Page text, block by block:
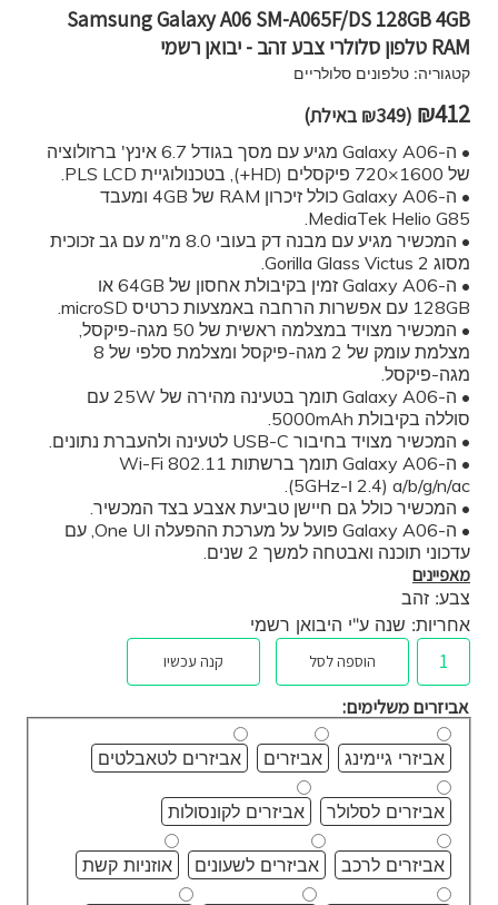
Samsung Galaxy A06 SM-A065F/DS 128GB 4GB
RAM טלפון סלולרי צבע זהב - יבואן רשמי
קטגוריה: טלפונים סלולריים
₪412
(
₪349 באילת)
• ה-Galaxy A06 מגיע עם מסך בגודל 6.7 אינץ' ברזולוציה
של 1600×720 פיקסלים (HD+), בטכנולוגיית PLS LCD.
• ה-Galaxy A06 כולל זיכרון RAM של 4GB ומעבד
MediaTek Helio G85.
• המכשיר מגיע עם מבנה דק בעובי 8.0 מ"מ עם גב זכוכית
מסוג Gorilla Glass Victus 2.
• ה-Galaxy A06 זמין בקיבולת אחסון של 64GB או
128GB עם אפשרות הרחבה באמצעות כרטיס microSD.
• המכשיר מצויד במצלמה ראשית של 50 מגה-פיקסל,
מצלמת עומק של 2 מגה-פיקסל ומצלמת סלפי של 8
מגה-פיקסל.
• ה-Galaxy A06 תומך בטעינה מהירה של 25W עם
סוללה בקיבולת 5000mAh.
• המכשיר מצויד בחיבור USB-C לטעינה ולהעברת נתונים.
• ה-Galaxy A06 תומך ברשתות Wi-Fi 802.11
a/b/g/n/ac (2.4 ו-5GHz).
• המכשיר כולל גם חיישן טביעת אצבע בצד המכשיר.
• ה-Galaxy A06 פועל על מערכת ההפעלה One UI, עם
עדכוני תוכנה ואבטחה למשך 2 שנים.
מאפיינים
צבע: זהב
אחריות: שנה ע"י היבואן רשמי
הוספה לסל קנה עכשיו
אביזרים משלימים:
אביזרי גיימינג אביזרים אביזרים לטאבלטים
אביזרים לסלולר אביזרים לקונסולות
אביזרים לרכב אביזרים לשעונים אוזניות קשת